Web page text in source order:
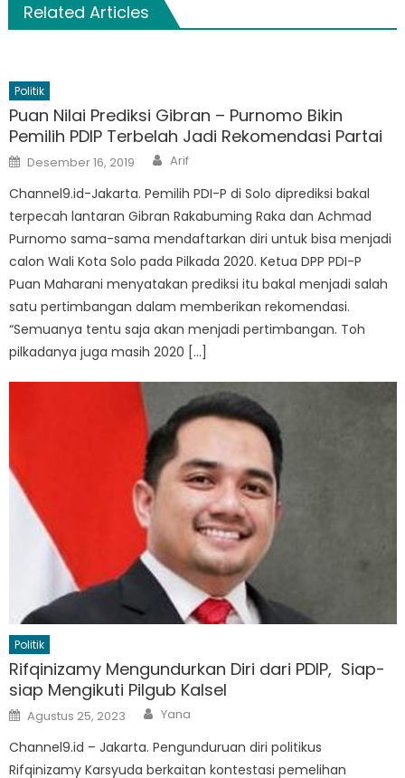
Related Articles
Politik
Puan Nilai Prediksi Gibran – Purnomo Bikin
Pemilih PDIP Terbelah Jadi Rekomendasi Partai
Posted
on
Desember 16, 2019 Author
Arif
Channel9.id-Jakarta. Pemilih PDI-P di Solo diprediksi bakal
terpecah lantaran Gibran Rakabuming Raka dan Achmad
Purnomo sama-sama mendaftarkan diri untuk bisa menjadi
calon Wali Kota Solo pada Pilkada 2020. Ketua DPP PDI-P
Puan Maharani menyatakan prediksi itu bakal menjadi salah
satu pertimbangan dalam memberikan rekomendasi.
“Semuanya tentu saja akan menjadi pertimbangan. Toh
pilkadanya juga masih 2020 […]
Politik
Rifqinizamy Mengundurkan Diri dari PDIP, Siap-
siap Mengikuti Pilgub Kalsel
Posted
on
Agustus 25, 2023 Author
Yana
Channel9.id – Jakarta. Pengunduruan diri politikus
Rifqinizamy Karsyuda berkaitan kontestasi pemelihan